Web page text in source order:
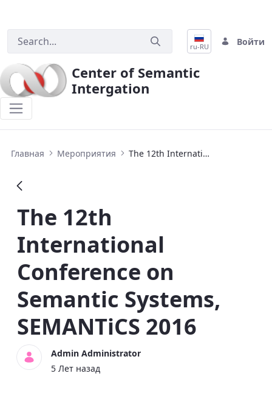
ru-RU Войти
Center of Semantic
Intergation
Главная Мероприятия The 12th International Conference on Semantic Systems, SEMANTiCS 2016
The 12th
International
Conference on
Semantic Systems,
SEMANTiCS 2016
Admin Administrator
5 Лет назад